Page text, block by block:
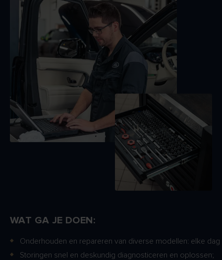
WAT GA JE DOEN:
Onderhouden en repareren van diverse modellen: elke dag
Storingen snel en deskundig diagnosticeren en oplossen;